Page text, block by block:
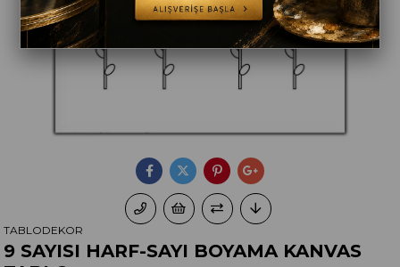
9 SAYISI HARF-SAYI BOYAMA KANVAS
TABLODEKOR